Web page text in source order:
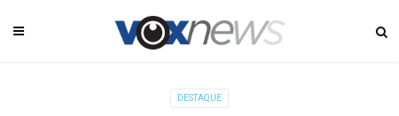
DESTAQUE